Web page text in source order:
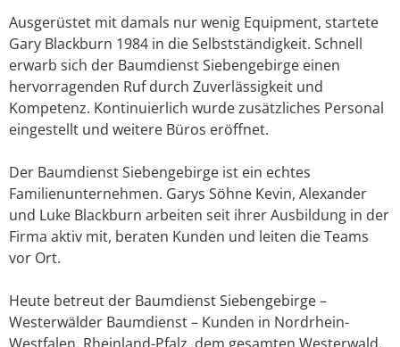
Ausgerüstet mit damals nur wenig Equipment, startete
Gary Blackburn 1984 in die Selbstständigkeit. Schnell
erwarb sich der Baumdienst Siebengebirge einen
hervorragenden Ruf durch Zuverlässigkeit und
Kompetenz. Kontinuierlich wurde zusätzliches Personal
eingestellt und weitere Büros eröffnet.
Der Baumdienst Siebengebirge ist ein echtes
Familienunternehmen. Garys Söhne Kevin, Alexander
und Luke Blackburn arbeiten seit ihrer Ausbildung in der
Firma aktiv mit, beraten Kunden und leiten die Teams
vor Ort.
Heute betreut der Baumdienst Siebengebirge –
Westerwälder Baumdienst – Kunden in Nordrhein-
Westfalen, Rheinland-Pfalz, dem gesamten Westerwald,